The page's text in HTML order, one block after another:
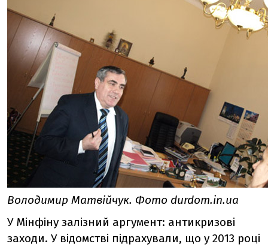
Володимир Матвійчук. Фото durdom.in.ua
У Мінфіну залізний аргумент: антикризові
заходи. У відомстві підрахували, що у 2013 році